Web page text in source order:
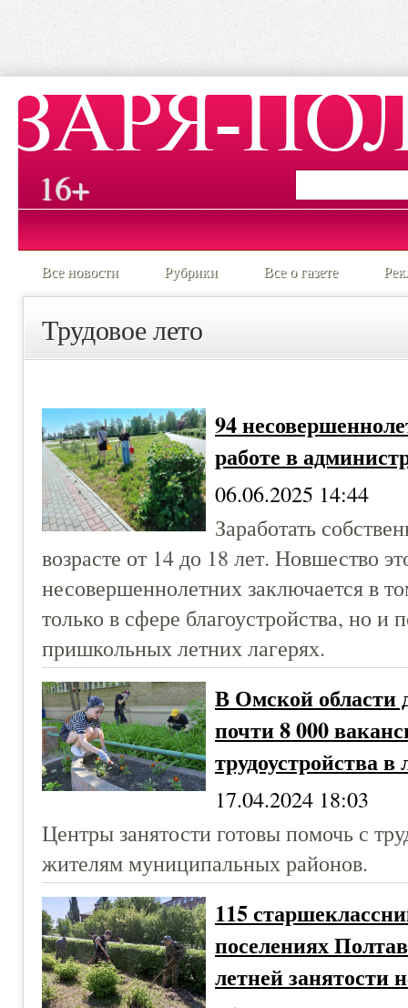
16+
Все новости Рубрики Все о газете
Трудовое лето
94
работе в
06.06.2025 14:44
Заработать
возрасте от 14 до 18 лет. Новшество
несовершеннолетних заключается в
только в сфере благоустройства, но
пришкольных летних лагерях.
В Омской области
почти 8 000
трудоустройства
17.04.2024 18:03
Центры занятости готовы помочь с
жителям муниципальных районов.
115
поселениях
летней занятости